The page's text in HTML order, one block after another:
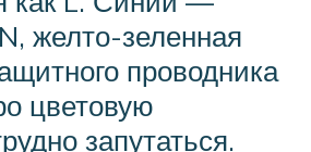
желто-зеленная
проводника
цветовую
запутаться.